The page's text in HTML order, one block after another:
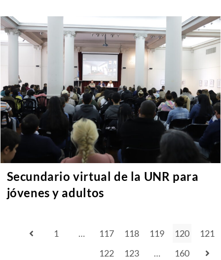
Secundario virtual de la UNR para
jóvenes y adultos
1 … 117 118 119 120
121
122
123 … 160